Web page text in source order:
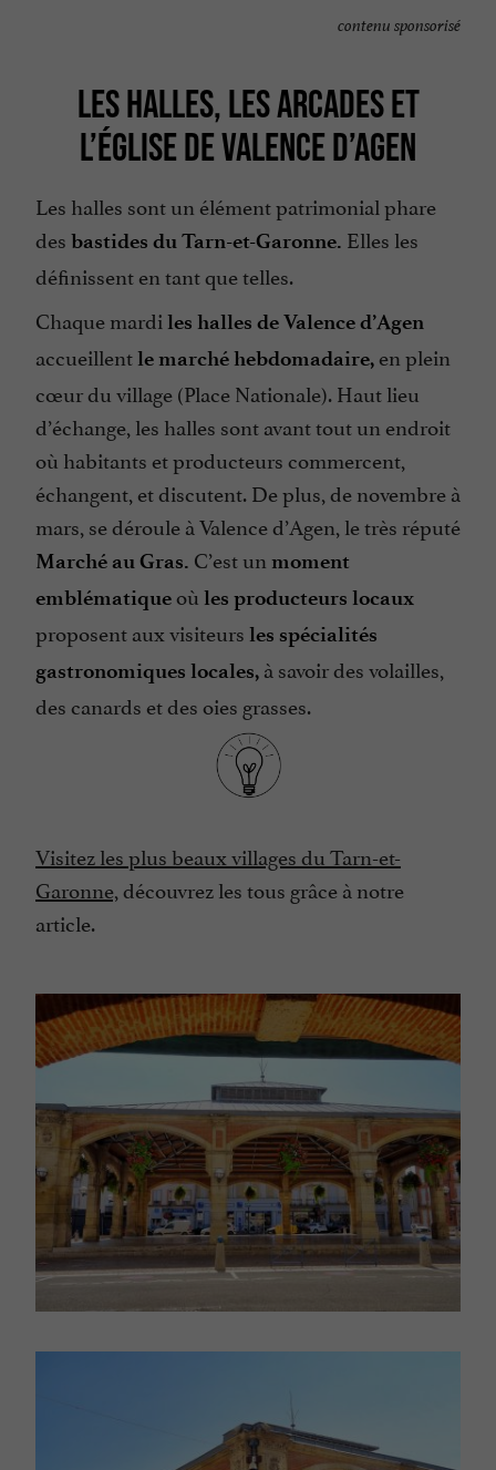
contenu sponsorisé
LES HALLES, LES ARCADES ET
L’ÉGLISE DE VALENCE D’AGEN
Les halles sont un élément patrimonial phare
des bastides du Tarn-et-Garonne. Elles les
définissent en tant que telles.
Chaque mardi les halles de Valence d’Agen
accueillentle marché hebdomadaire, en plein
cœur du village (Place Nationale). Haut lieu
d’échange, les halles sont avant tout un endroit
où habitants et producteurs commercent,
échangent, et discutent. De plus, de novembre à
mars, se déroule à Valence d’Agen, le très réputé
Marché au Gras. C’est un moment
emblématique où les producteurs locaux
proposent aux visiteurs les spécialités
gastronomiques locales, à savoir des volailles,
des canards et des oies grasses.
Visitez les plus beaux villages du Tarn-et-
Garonne,découvrez les tous grâce à notre
article.